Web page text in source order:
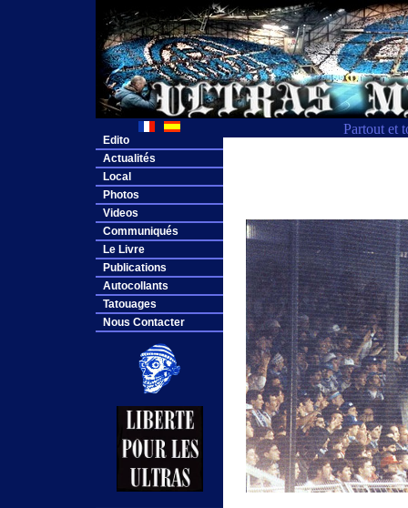
Partout et
Edito
Actualités
Local
Photos
Videos
Communiqués
Le Livre
Publications
Autocollants
Tatouages
Nous Contacter